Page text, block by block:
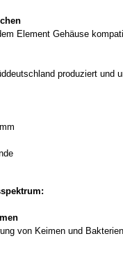
Element Gehäuse
produziert
von Keimen und